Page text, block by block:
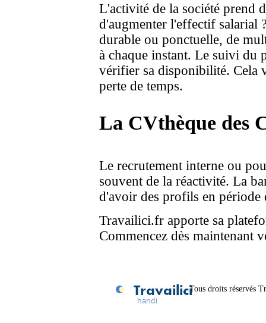
L'activité de la société prend
d'augmenter l'effectif salarial
durable ou ponctuelle, de
à chaque instant. Le suivi du
vérifier sa disponibilité. Cela
perte de temps.
La CVthèque des
Le recrutement interne ou
souvent de la réactivité. La
d'avoir des profils en période
Travailici.fr apporte sa
Commencez dès maintenant
Tous droits réservés